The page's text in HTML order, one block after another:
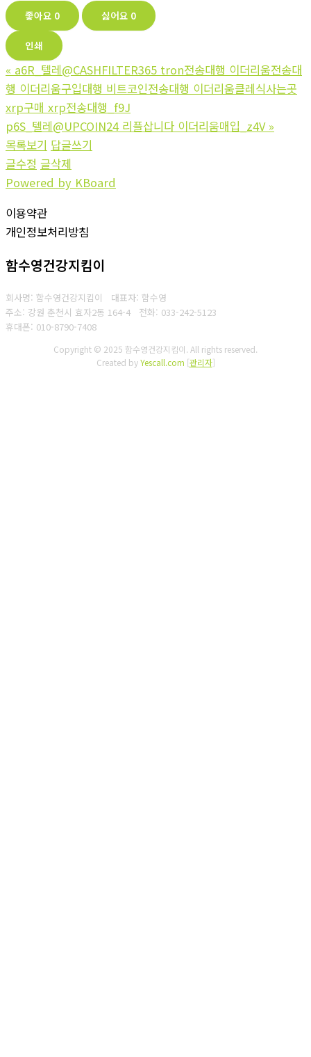
좋아요 0 싫어요 0
인쇄
« a6R_텔레@CASHFILTER365 tron전송대행 이더리움전송대
행 이더리움구입대행 비트코인전송대행 이더리움클레식사는곳
xrp구매 xrp전송대행_f9J
p6S_텔레@UPCOIN24 리플삽니다 이더리움매입_z4V »
목록보기 답글쓰기
글수정 글삭제
Powered by KBoard
이용약관
개인정보처리방침
함수영건강지킴이
회사명: 함수영건강지킴이 대표자: 함수영
주소: 강원 춘천시 효자2동 164-4 전화: 033-242-5123
휴대폰: 010-8790-7408
Copyright © 2025 함수영건강지킴이. All rights reserved.
Created byYescall.com [관리자]